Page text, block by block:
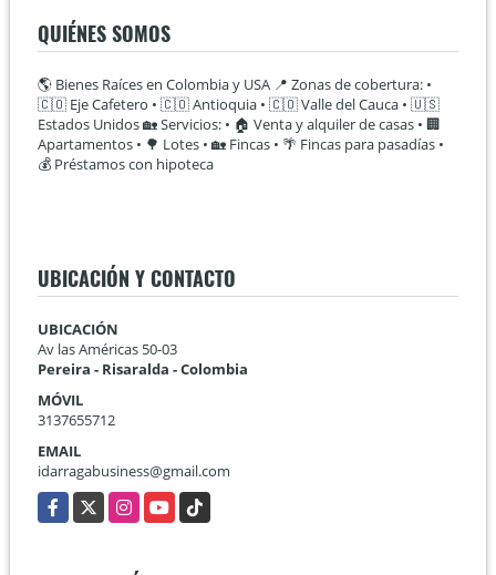
QUIÉNES SOMOS
🌎 Bienes Raíces en Colombia y USA 📍 Zonas de cobertura: •
🇨🇴 Eje Cafetero • 🇨🇴 Antioquia • 🇨🇴 Valle del Cauca • 🇺🇸
Estados Unidos 🏡 Servicios: • 🏠 Venta y alquiler de casas • 🏢
Apartamentos • 🌳 Lotes • 🏡 Fincas • 🌴 Fincas para pasadías •
💰 Préstamos con hipoteca
UBICACIÓN Y CONTACTO
UBICACIÓN
Av las Américas 50-03
Pereira - Risaralda - Colombia
MÓVIL
3137655712
EMAIL
idarragabusiness@gmail.com
Facebook
X InstagramYouTube
TikTok